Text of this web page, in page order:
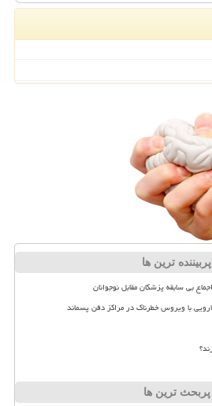
پربیننده ترین ها
بی سابقه پزشکان مقابل نوجوانان
با ویروس خطرناک در مراکز دفن پسماند
پربحث ترین ها